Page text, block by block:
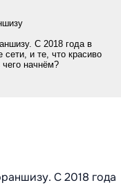
С 2018 года в
и те, что красиво
начнём?
С 2018 года